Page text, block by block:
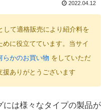
2022.04.12
して適格販売により紹介料を
に役立てています。当サイ
らかのお買い物 をしていただ
援ありがとうございます
には様々なタイプの製品が